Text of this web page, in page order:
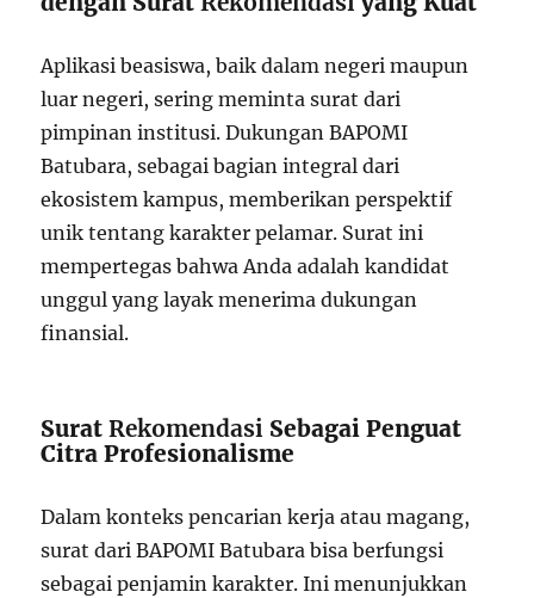
Aplikasi beasiswa, baik dalam negeri maupun
luar negeri, sering meminta surat dari
pimpinan institusi. Dukungan BAPOMI
Batubara, sebagai bagian integral dari
ekosistem kampus, memberikan perspektif
unik tentang karakter pelamar. Surat ini
mempertegas bahwa Anda adalah kandidat
unggul yang layak menerima dukungan
finansial.
SuratRekomendasi Sebagai Penguat
Citra Profesionalisme
Dalam konteks pencarian kerja atau magang,
surat dari BAPOMI Batubara bisa berfungsi
sebagai penjamin karakter. Ini menunjukkan